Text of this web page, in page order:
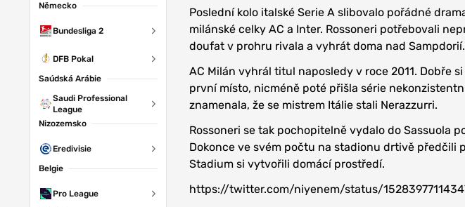
Německo
Bundesliga 2
DFB Pokal
Saúdská Arábie
Saudi Professional
League
Nizozemsko
Eredivisie
Belgie
Pro League
Poslední kolo italské Serie A slibovalo pořádné
milánské celky AC a Inter. Rossoneri potřebovali
doufat v prohru rivala a vyhrát doma nad Sampdorií.
AC Milán vyhrál titul naposledy v roce 2011. Dobře
první místo, nicméně poté přišla série
znamenala, že se mistrem Itálie stali Nerazzurri.
Rossoneri se tak pochopitelně vydalo do Sassuola
Dokonce ve svém počtu na stadionu drtivě předčili
Stadium si vytvořili domácí prostředí.
https://twitter.com/niyenem/status/